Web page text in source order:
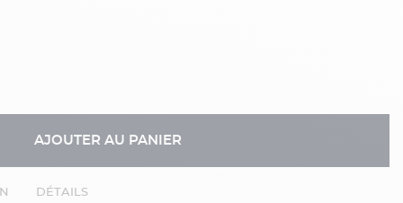
AJOUTER AU PANIER
DÉTAILS